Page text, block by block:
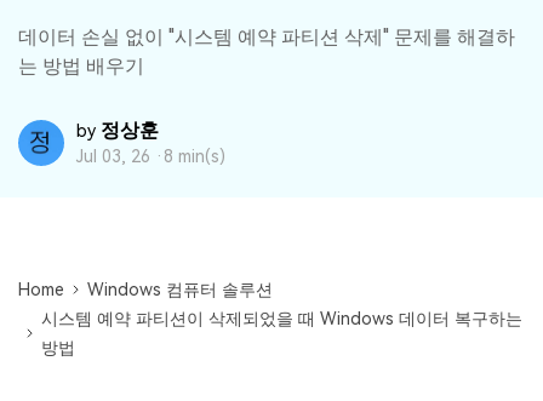
플랜 및 가격 무료 체험
Recoverit - Mac 버전
문서 복구하기
외장 저장장치 복구
손상된 파일 복구
더 많은 솔루션 찾기
리커버릿 개요
삭제된 미디어 복구
삭제된 파일 복구
search
데이터 손실 없이 "시스템 예약 파티션 삭제" 문제를 해결하
는 방법 배우기
by 정상훈
Jul 03, 26 · 8 min(s)
Home
Windows 컴퓨터 솔루션
시스템 예약 파티션이 삭제되었을 때 Windows 데이터 복구하는
방법